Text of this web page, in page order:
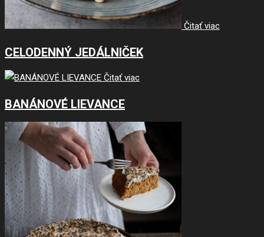
Čitať viac
CELODENNÝ JEDÁLNIČEK
Čitať viac
BANÁNOVÉ LIEVANCE